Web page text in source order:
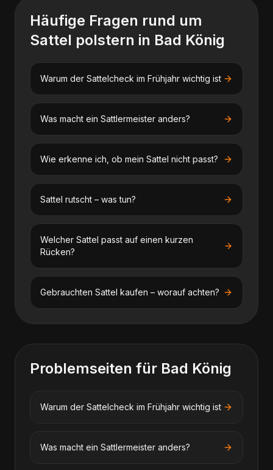
Häufige Fragen rund um
Sattel polstern in Bad König
Warum der Sattelcheck im Frühjahr wichtig ist
Was macht ein Sattlermeister anders?
Wie erkenne ich, ob mein Sattel nicht passt?
Sattel rutscht – was tun?
Welcher Sattel passt auf einen kurzen
Rücken?
Gebrauchten Sattel kaufen – worauf achten?
Problemseiten für Bad König
Warum der Sattelcheck im Frühjahr wichtig ist
Was macht ein Sattlermeister anders?